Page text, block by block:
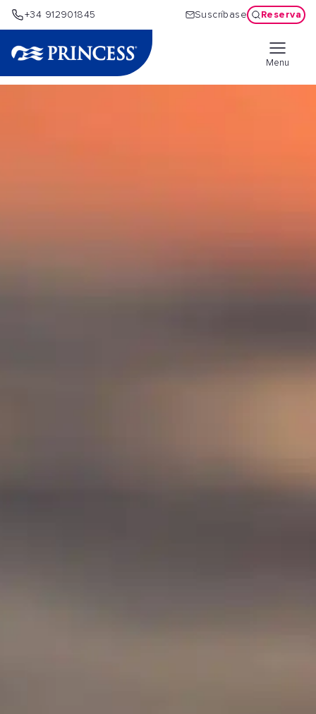
+34 912901845 Suscríbase Reserva
Menu